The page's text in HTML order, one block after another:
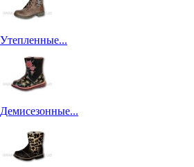
Утепленные...
Демисезонные...